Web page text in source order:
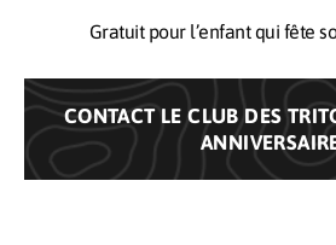
Gratuit pour l’enfant qui fête
CONTACT LE CLUB DES